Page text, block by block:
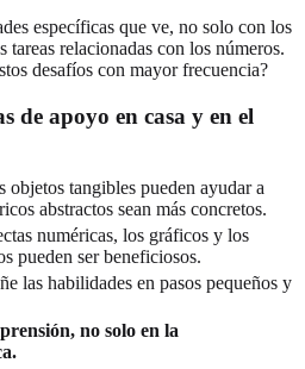
específicas que ve, no solo con los
tareas relacionadas con los números.
desafíos con mayor frecuencia?
de apoyo en casa y en el
objetos tangibles pueden ayudar a
abstractos sean más concretos.
numéricas, los gráficos y los
pueden ser beneficiosos.
las habilidades en pasos pequeños y
no solo en la